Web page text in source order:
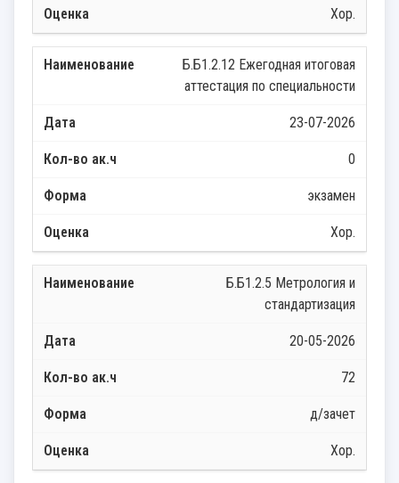
Хор.
Б.Б1.2.12 Ежегодная итоговая
аттестация по специальности
23-07-2026
0
экзамен
Хор.
Б.Б1.2.5 Метрология и
стандартизация
20-05-2026
72
д/зачет
Хор.